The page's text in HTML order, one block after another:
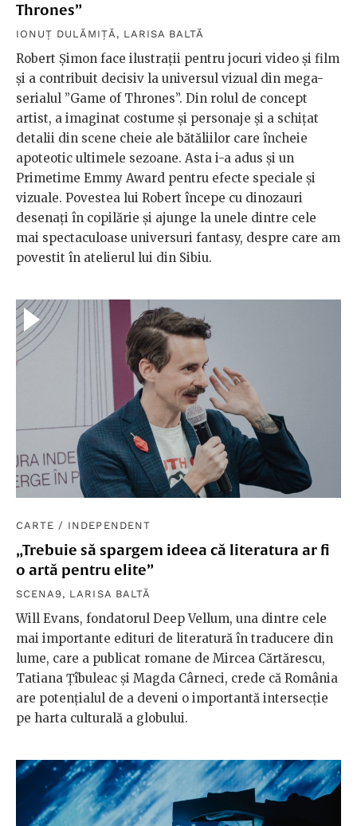
Thrones”
IONUȚ DULĂMIȚĂ , LARISA BALTĂ
Robert Șimon face ilustrații pentru jocuri video și film
și a contribuit decisiv la universul vizual din mega-
serialul ”Game of Thrones”. Din rolul de concept
artist, a imaginat costume și personaje și a schițat
detalii din scene cheie ale bătăliilor care încheie
apoteotic ultimele sezoane. Asta i-a adus și un
Primetime Emmy Award pentru efecte speciale și
vizuale. Povestea lui Robert începe cu dinozauri
desenați în copilărie și ajunge la unele dintre cele
mai spectaculoase universuri fantasy, despre care am
povestit în atelierul lui din Sibiu.
CARTE / INDEPENDENT
„Trebuie să spargem ideea că literatura ar fi
o artă pentru elite”
SCENA9, LARISA BALTĂ
Will Evans, fondatorul Deep Vellum, una dintre cele
mai importante edituri de literatură în traducere din
lume, care a publicat romane de Mircea Cărtărescu,
Tatiana Țîbuleac și Magda Cârneci, crede că România
are potențialul de a deveni o importantă intersecție
pe harta culturală a globului.